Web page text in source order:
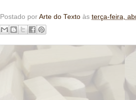
Postado por Arte do Texto às terça-feira,